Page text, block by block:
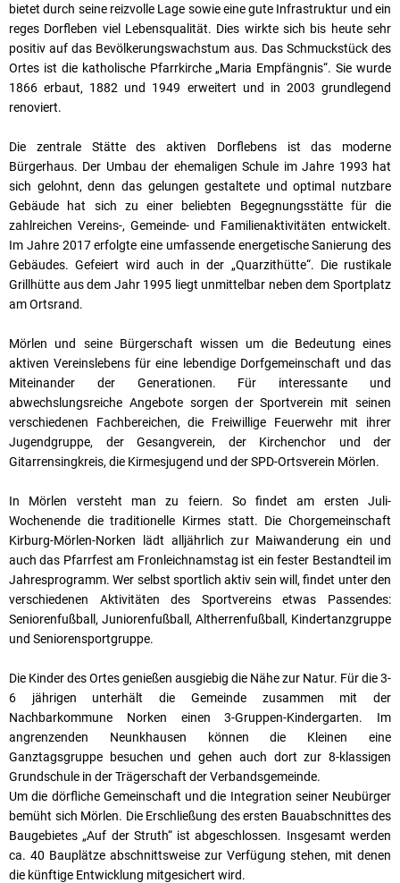
bietet durch seine reizvolle Lage sowie eine gute Infrastruktur und ein
reges Dorfleben viel Lebensqualität. Dies wirkte sich bis heute sehr
positiv auf das Bevölkerungswachstum aus. Das Schmuckstück des
Ortes ist die katholische Pfarrkirche „Maria Empfängnis“. Sie wurde
1866 erbaut, 1882 und 1949 erweitert und in 2003 grundlegend
renoviert.
Die zentrale Stätte des aktiven Dorflebens ist das moderne
Bürgerhaus. Der Umbau der ehemaligen Schule im Jahre 1993 hat
sich gelohnt, denn das gelungen gestaltete und optimal nutzbare
Gebäude hat sich zu einer beliebten Begegnungsstätte für die
zahlreichen Vereins-, Gemeinde- und Familienaktivitäten entwickelt.
Im Jahre 2017 erfolgte eine umfassende energetische Sanierung des
Gebäudes. Gefeiert wird auch in der „Quarzithütte“. Die rustikale
Grillhütte aus dem Jahr 1995 liegt unmittelbar neben dem Sportplatz
am Ortsrand.
Mörlen und seine Bürgerschaft wissen um die Bedeutung eines
aktiven Vereinslebens für eine lebendige Dorfgemeinschaft und das
Miteinander der Generationen. Für interessante und
abwechslungsreiche Angebote sorgen der Sportverein mit seinen
verschiedenen Fachbereichen, die Freiwillige Feuerwehr mit ihrer
Jugendgruppe, der Gesangverein, der Kirchenchor und der
Gitarrensingkreis, die Kirmesjugend und der SPD-Ortsverein Mörlen.
In Mörlen versteht man zu feiern. So findet am ersten Juli-
Wochenende die traditionelle Kirmes statt. Die Chorgemeinschaft
Kirburg-Mörlen-Norken lädt alljährlich zur Maiwanderung ein und
auch das Pfarrfest am Fronleichnamstag ist ein fester Bestandteil im
Jahresprogramm. Wer selbst sportlich aktiv sein will, findet unter den
verschiedenen Aktivitäten des Sportvereins etwas Passendes:
Seniorenfußball, Juniorenfußball, Altherrenfußball, Kindertanzgruppe
und Seniorensportgruppe.
Die Kinder des Ortes genießen ausgiebig die Nähe zur Natur. Für die 3-
6 jährigen unterhält die Gemeinde zusammen mit der
Nachbarkommune Norken einen 3-Gruppen-Kindergarten. Im
angrenzenden Neunkhausen können die Kleinen eine
Ganztagsgruppe besuchen und gehen auch dort zur 8-klassigen
Grundschule in der Trägerschaft der Verbandsgemeinde.
Um die dörfliche Gemeinschaft und die Integration seiner Neubürger
bemüht sich Mörlen. Die Erschließung des ersten Bauabschnittes des
Baugebietes „Auf der Struth“ ist abgeschlossen. Insgesamt werden
ca. 40 Bauplätze abschnittsweise zur Verfügung stehen, mit denen
die künftige Entwicklung mitgesichert wird.